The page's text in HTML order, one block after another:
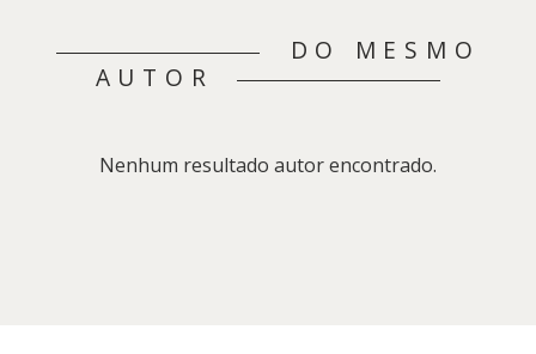
DO MESMO
AUTOR
Nenhum resultado autor encontrado.